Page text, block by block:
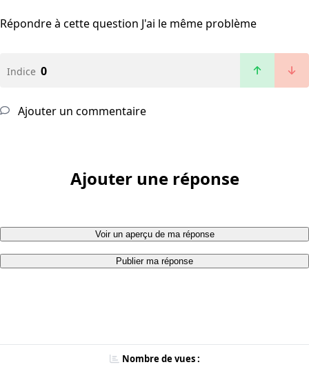
Répondre à cette question J'ai le même problème
Indice 0
Ajouter un commentaire
Ajouter une réponse
Voir un aperçu de ma réponse
Publier ma réponse
Nombre de vues :